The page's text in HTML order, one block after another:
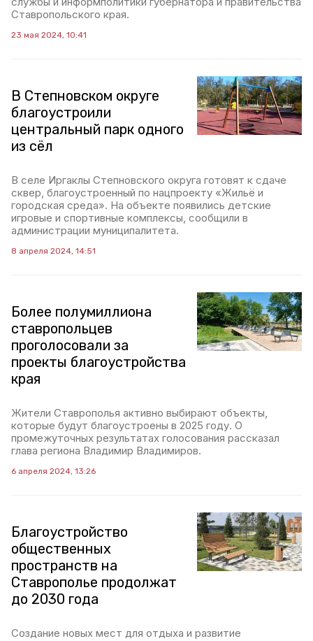
Ставропольского края.
23 мая 2024, 10:41
В Степновском округе
благоустроили
центральный парк одного
из сёл
В селе Иргаклы Степновского округа готовят к сдаче
сквер, благоустроенный по нацпроекту «Жильё и
городская среда». На объекте появились детские
игровые и спортивные комплексы, сообщили в
администрации муниципалитета.
8 апреля 2024, 14:51
Более полумиллиона
ставропольцев
проголосовали за
проекты благоустройства
края
Жители Ставрополья активно выбирают объекты,
которые будут благоустроены в 2025 году. О
промежуточных результатах голосования рассказал
глава региона Владимир Владимиров.
6 апреля 2024, 13:26
Благоустройство
общественных
пространств на
Ставрополье продолжат
до 2030 года
Создание новых мест для отдыха и развитие